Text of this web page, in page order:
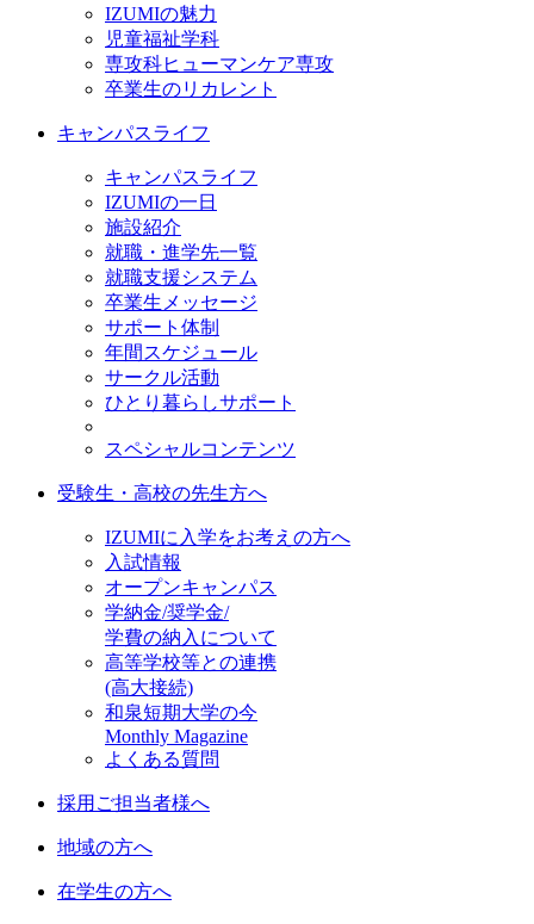
IZUMIの魅力
児童福祉学科
専攻科ヒューマンケア専攻
卒業生のリカレント
キャンパスライフ
キャンパスライフ
IZUMIの一日
施設紹介
就職・進学先一覧
就職支援システム
卒業生メッセージ
サポート体制
年間スケジュール
サークル活動
ひとり暮らしサポート
スペシャルコンテンツ
受験生・高校の先生方へ
IZUMIに入学をお考えの方へ
入試情報
オープンキャンパス
学納金/奨学金/
学費の納入について
高等学校等との連携
(高大接続)
和泉短期大学の今
Monthly Magazine
よくある質問
採用ご担当者様へ
地域の方へ
在学生の方へ